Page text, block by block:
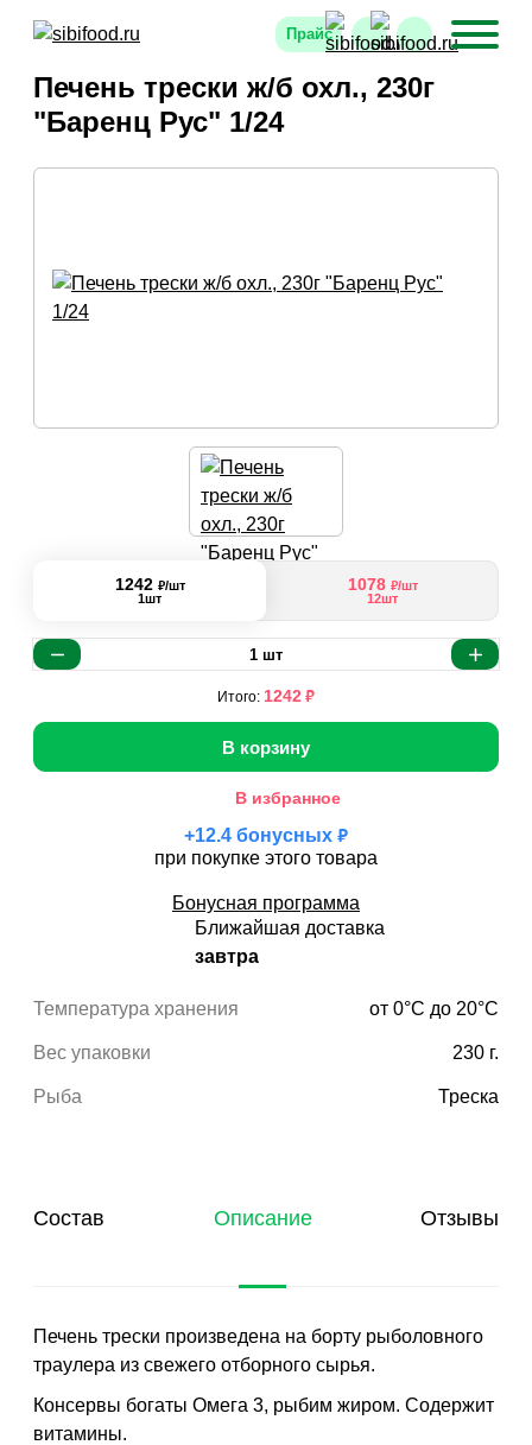
Прайс
Печень трески ж/б охл., 230г
"Баренц Рус" 1/24
Температура хранения от 0°С до 20°С
Вес упаковки 230 г.
Рыба Треска
1242 ₽/шт
1шт
1078 ₽/шт
12шт
1 шт
Итого: 1242 ₽
В корзину
В избранное
+12.4 бонусных ₽
при покупке этого товара
Бонусная программа
Ближайшая доставка
завтра
Состав Описание Отзывы
Печень трески произведена на борту рыболовного
траулера из свежего отборного сырья.
Консервы богаты Омега 3, рыбим жиром. Содержит
витамины.